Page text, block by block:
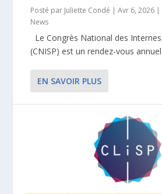
Posté par Juliette Condé |Avr 6, 2026 |
News
Le Congrès National des
(CNISP) est un rendez-vous
EN SAVOIR PLUS